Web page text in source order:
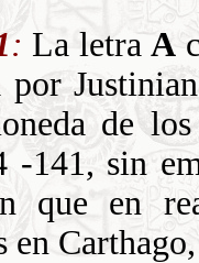
: La letraA
por
de
-141, sin
que en
en